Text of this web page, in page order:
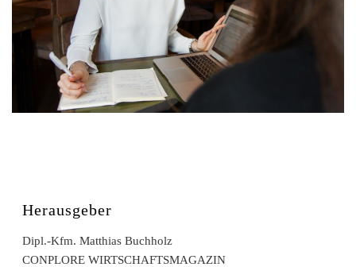
Herausgeber
Dipl.-Kfm. Matthias Buchholz
CONPLORE WIRTSCHAFTSMAGAZIN